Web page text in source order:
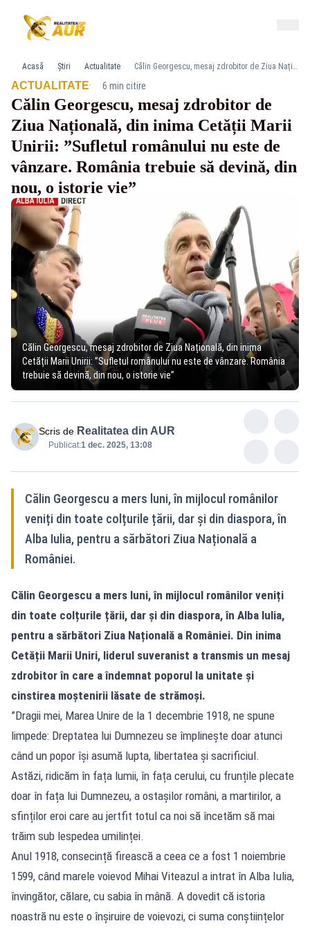
Acasă Știri Actualitate Călin Georgescu, mesaj zdrobitor de Ziua Națională, din inima Cetății Marii Unirii: ”Sufletul românului nu este de vânzare. România trebuie să devină, din nou, o istorie vie”
ACTUALITATE· 6 min citire
Călin Georgescu, mesaj zdrobitor de
Ziua Națională, din inima Cetății Marii
Unirii: ”Sufletul românului nu este de
vânzare. România trebuie să devină, din
nou, o istorie vie”
Călin Georgescu, mesaj zdrobitor de Ziua Națională, din inima
Cetății Marii Unirii: ”Sufletul românului nu este de vânzare. România
trebuie să devină, din nou, o istorie vie”
Scris de Realitatea din AUR
Publicat:1 dec. 2025, 13:08
Călin Georgescu a mers luni, în mijlocul românilor
veniți din toate colțurile țării, dar și din diaspora, în
Alba Iulia, pentru a sărbători Ziua Națională a
României.
Călin Georgescu a mers luni, în mijlocul românilor veniți
din toate colțurile țării, dar și din diaspora, în Alba Iulia,
pentru a sărbători Ziua Națională a României. Din inima
Cetății Marii Uniri, liderul suveranist a transmis un mesaj
zdrobitor în care a îndemnat poporul la unitate și
cinstirea moștenirii lăsate de strămoși.
”Dragii mei, Marea Unire de la 1 decembrie 1918, ne spune
limpede: Dreptatea lui Dumnezeu se împlinește doar atunci
când un popor își asumă lupta, libertatea și sacrificiul.
Astăzi, ridicăm în fața lumii, în fața cerului, cu frunțile plecate
doar în fața lui Dumnezeu, a ostașilor români, a martirilor, a
sfinților eroi care au jertfit totul ca noi să încetăm să mai
trăim sub lespedea umilinței.
Anul 1918, consecință firească a ceea ce a fost 1 noiembrie
1599, când marele voievod Mihai Viteazul a intrat în Alba Iulia,
învingător, călare, cu sabia în mână. A dovedit că istoria
noastră nu este o înșiruire de voievozi, ci suma conștiințelor